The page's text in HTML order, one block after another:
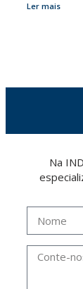
The data in our
The user may
Ler mais
Na